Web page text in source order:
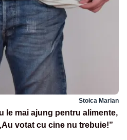
Stoica Marian
le mai ajung pentru alimente,
votat cu cine nu trebuie!”